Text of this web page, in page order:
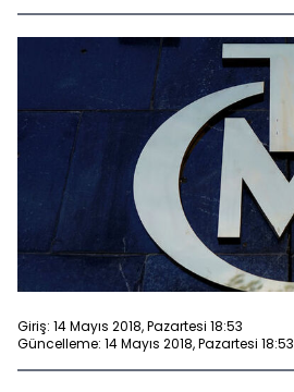
Giriş: 14 Mayıs 2018, Pazartesi 18:53
Güncelleme: 14 Mayıs 2018, Pazartesi 18:53